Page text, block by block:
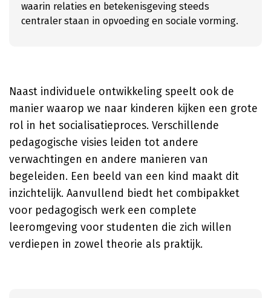
waarin relaties en betekenisgeving steeds
centraler staan in opvoeding en sociale vorming.
Naast individuele ontwikkeling speelt ook de
manier waarop we naar kinderen kijken een grote
rol in het socialisatieproces. Verschillende
pedagogische visies leiden tot andere
verwachtingen en andere manieren van
begeleiden. Een beeld van een kind maakt dit
inzichtelijk. Aanvullend biedt het combipakket
voor pedagogisch werk een complete
leeromgeving voor studenten die zich willen
verdiepen in zowel theorie als praktijk.